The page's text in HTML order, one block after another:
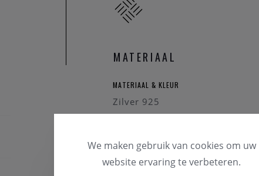
MATERIAAL
MATERIAAL & KLEUR
Zilver 925
Parel
We maken gebruik van cookies om uw
website ervaring te verbeteren.